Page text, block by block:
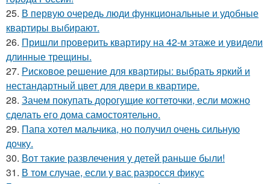
25. В первую очередь люди функциональные и удобные
квартиры выбирают.
26. Пришли проверить квартиру на 42-м этаже и увидели
длинные трещины.
27. Рисковое решение для квартиры: выбрать яркий и
нестандартный цвет для двери в квартире.
28. Зачем покупать дорогущие когтеточки, если можно
сделать его дома самостоятельно.
29. Папа хотел мальчика, но получил очень сильную
дочку.
30. Вот такие развлечения у детей раньше были!
31. В том случае, если у вас разросся фикус